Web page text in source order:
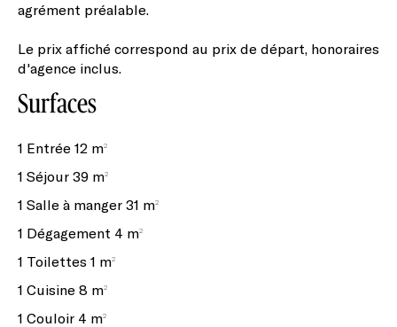
agrément préalable.
Le prix affiché correspond au prix de départ, honoraires
d'agence inclus.
Surfaces
1 Entrée 12 m²
1 Séjour 39 m²
1 Salle à manger 31 m²
1 Dégagement 4 m²
1 Toilettes 1 m²
1 Cuisine 8 m²
1 Couloir 4 m²